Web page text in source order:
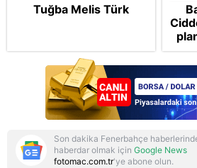
Tuğba Melis Türk
ve
Son dakika Fenerbahçe
haberdar olmak için Google News
fotomac.com.tr'ye abone olun.